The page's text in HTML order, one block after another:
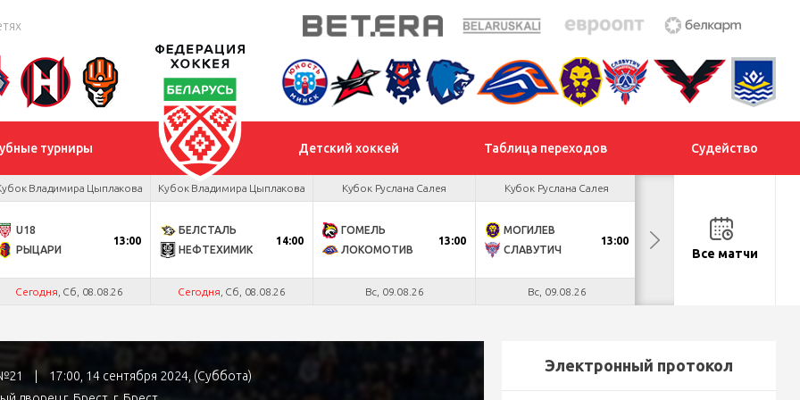
турниры Детский хоккей Таблица переходов Судейство
Владимира Цыплакова
U18
РЫЦАРИ
13:00
Сегодня , Сб, 08.08.26
Кубок Владимира Цыплакова
БЕЛСТАЛЬ
НЕФТЕХИМИК
14:00
Сегодня , Сб, 08.08.26
Кубок Руслана Салея
ГОМЕЛЬ
ЛОКОМОТИВ
13:00
Вс, 09.08.26
Кубок Руслана Салея
МОГИЛЕВ
СЛАВУТИЧ
13:00
Вс, 09.08.26
МЕТАЛЛУРГ
Все матчи
|
17:00, 14 сентября 2024, (Суббота)
Электронный протокол